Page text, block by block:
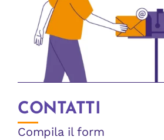
CONTATTI
Compila il form